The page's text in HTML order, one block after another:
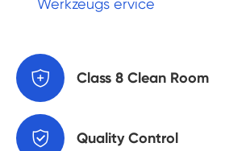
Werkzeugs ervice
 Class 8 Clean Room
 Quality Control